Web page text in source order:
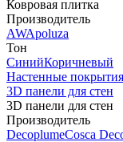
Ковровая плитка
Производитель
AWApoluza
Тон
СинийКоричневый
Настенные покрытия
3D панели для стен
3D панели для стен
Производитель
DecoplumeCosca